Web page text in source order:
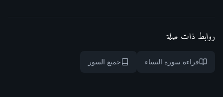
روابط ذات صلة
قراءة سورة النساء جميع السور